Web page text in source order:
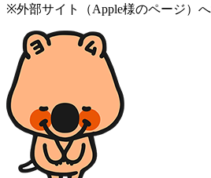
※外部サイト（Apple様のページ）